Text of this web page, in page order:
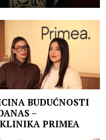
BUDUĆNOSTI
–
PRIMEA